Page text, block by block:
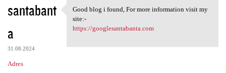
santabant
a
31.08.2024
Adres
Good blog i found, For more
Good blog i found, For more information visit my
site:-
https://googlesantabanta.com